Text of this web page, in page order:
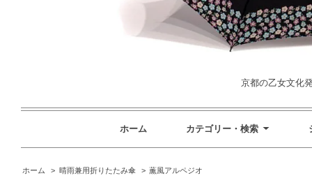
京都の乙女文化
ホーム カテゴリー・検索
ホーム > 晴雨兼用折りたたみ傘 > 薫風アルペジオ